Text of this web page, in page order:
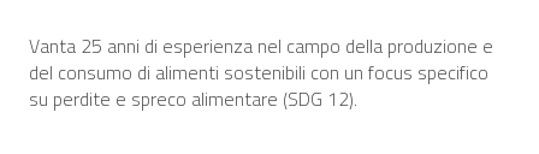
Vanta 25 anni di esperienza nel campo della produzione e
del consumo di alimenti sostenibili con un focus specifico
su perdite e spreco alimentare (SDG 12).